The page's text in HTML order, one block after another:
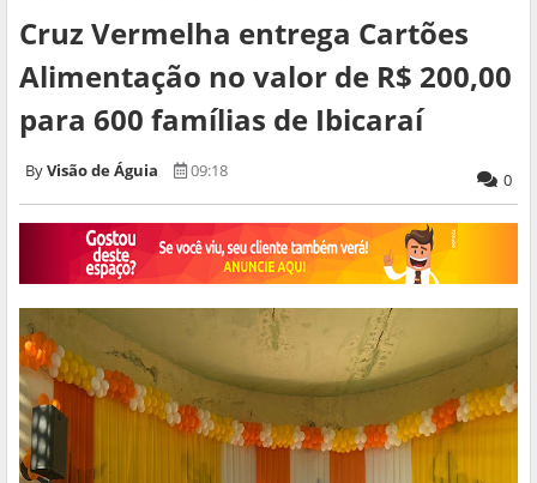
Cruz Vermelha entrega Cartões
Alimentação no valor de R$ 200,00
para 600 famílias de Ibicaraí
Visão de Águia 09:18 0